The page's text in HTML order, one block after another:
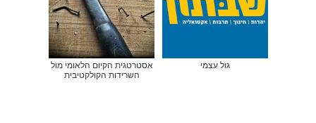
גול עצמי
אסטרטגית הקיום הלאומי מול
השרידות הקולקטיבית